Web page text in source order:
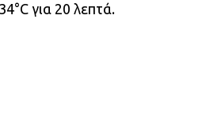
για 20 λεπτά.